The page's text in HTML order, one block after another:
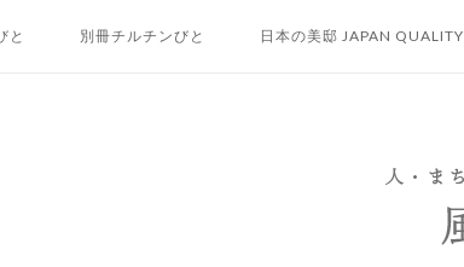
と 別冊チルチンびと 日本の美邸 JAPAN QUALITY